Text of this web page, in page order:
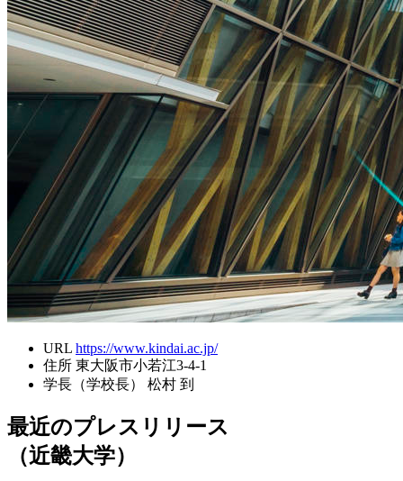
URL https://www.kindai.ac.jp/
住所 東大阪市小若江3-4-1
学長（学校長）
松村 到
最近のプレスリリース
（近畿大学）